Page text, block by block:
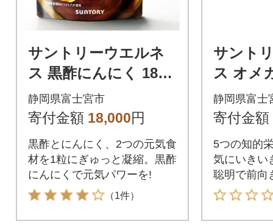
サントリーウエルネ
ス 黒酢にんにく 180
粒 (約90日分)
静岡県富士宮市
寄付金額 18,000円
黒酢とにんにく、2つの元気食
材を1粒にぎゅっと凝縮。黒酢
にんにくで元気パワーを!
（1件）
サント
ス オメ
S 360粒
静岡県富士
寄付金額
5つの知的
気にいきい
聡明で前向